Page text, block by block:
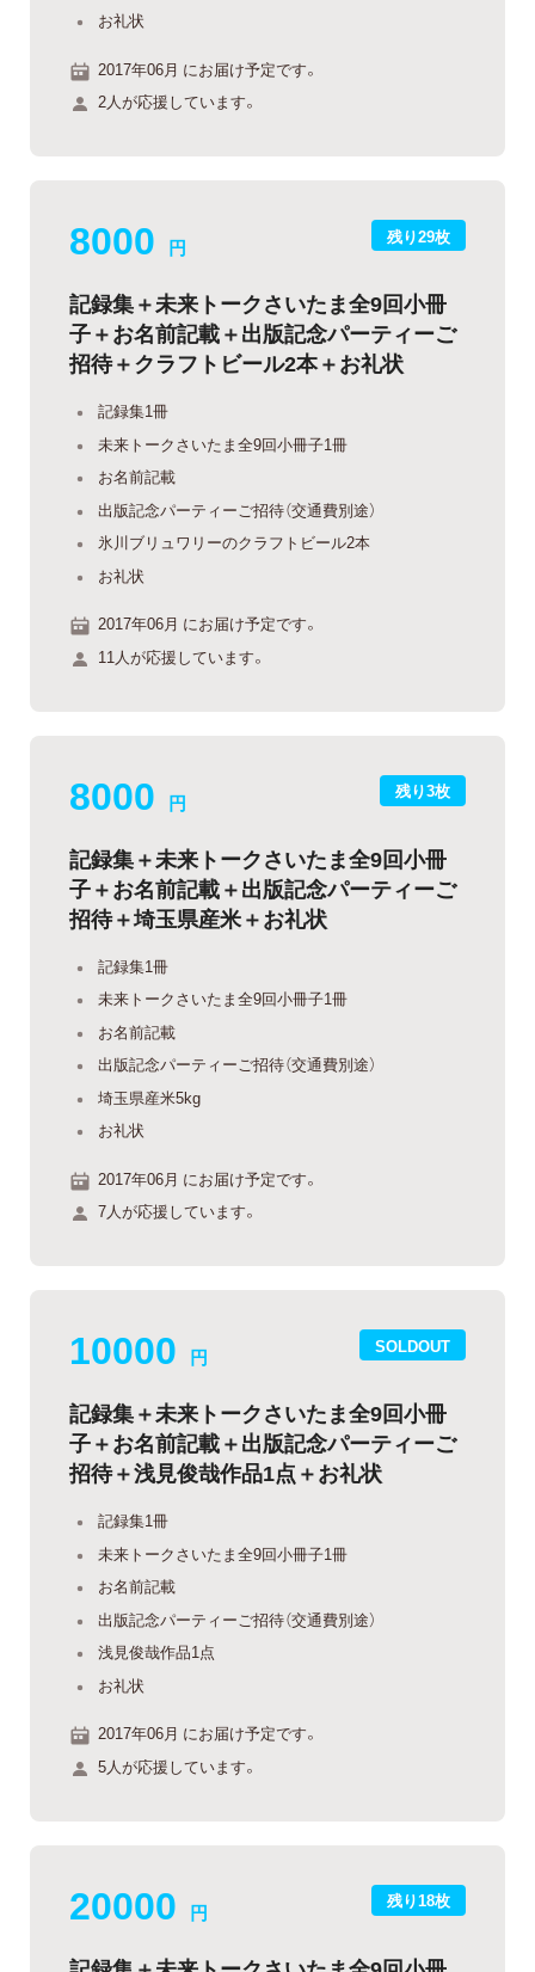
お礼状
2017年06月 にお届け予定です。
2人が応援しています。
残り29枚
8000 円
記録集＋未来トークさいたま全9回小冊
子＋お名前記載＋出版記念パーティーご
招待＋クラフトビール2本＋お礼状
記録集1冊
未来トークさいたま全9回小冊子1冊
お名前記載
出版記念パーティーご招待（交通費別途）
氷川ブリュワリーのクラフトビール2本
お礼状
2017年06月 にお届け予定です。
11人が応援しています。
残り3枚
8000 円
記録集＋未来トークさいたま全9回小冊
子＋お名前記載＋出版記念パーティーご
招待＋埼玉県産米＋お礼状
記録集1冊
未来トークさいたま全9回小冊子1冊
お名前記載
出版記念パーティーご招待（交通費別途）
埼玉県産米5kg
お礼状
2017年06月 にお届け予定です。
7人が応援しています。
SOLDOUT
10000 円
記録集＋未来トークさいたま全9回小冊
子＋お名前記載＋出版記念パーティーご
招待＋浅見俊哉作品1点＋お礼状
記録集1冊
未来トークさいたま全9回小冊子1冊
お名前記載
出版記念パーティーご招待（交通費別途）
浅見俊哉作品1点
お礼状
2017年06月 にお届け予定です。
5人が応援しています。
残り18枚
20000 円